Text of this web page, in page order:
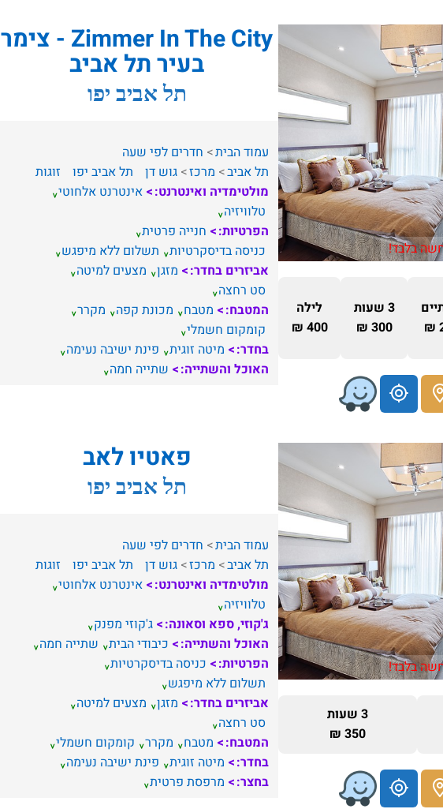
בלבד!
3 שעות
300 ₪
לילה
400 ₪
Zimmer In The City - צימר
בעיר תל אביב
תל אביב יפו
עמוד הבית
חדרים לפי שעה
תל אביב
מרכז גוש דן תל אביב יפו
זוגות
מולטימדיה ואינטרנט:
אינטרנט אלחוטי
טלוויזיה
הפרטיות:
חנייה פרטית
כניסה בדיסקרטיות תשלום ללא מיפגש
אביזרים בחדר:
מזגן מצעים למיטה
סט רחצה
המטבח:
מטבח מכונת קפה
מקרר
קומקום חשמלי
בחדר:
מיטה זוגית פינת ישיבה נעימה
האוכל והשתייה:
שתייה חמה
בלבד!
3 שעות
350 ₪
פאטיו לאב
תל אביב יפו
עמוד הבית
חדרים לפי שעה
תל אביב
מרכז גוש דן תל אביב יפו
זוגות
מולטימדיה ואינטרנט:
אינטרנט אלחוטי
טלוויזיה
ג'קוזי, ספא וסאונה:
ג'קוזי מפנק
האוכל והשתייה:
כיבודי הבית שתייה חמה
הפרטיות:
כניסה בדיסקרטיות
תשלום ללא מיפגש
אביזרים בחדר:
מזגן מצעים למיטה
סט רחצה
המטבח:
מטבח מקרר קומקום חשמלי
בחדר:
מיטה זוגית פינת ישיבה נעימה
בחצר:
מרפסת פרטית